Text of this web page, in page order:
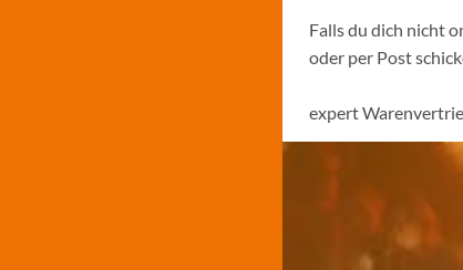
Falls du dich nicht
oder per Post
expert